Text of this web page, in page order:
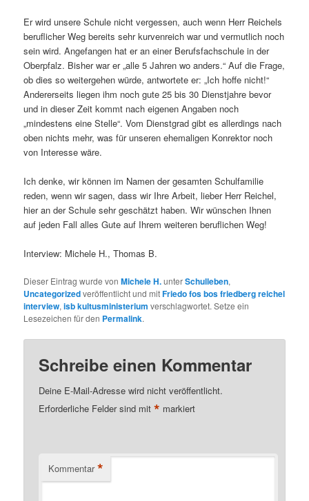
Er wird unsere Schule nicht vergessen, auch wenn Herr Reichels
beruflicher Weg bereits sehr kurvenreich war und vermutlich noch
sein wird. Angefangen hat er an einer Berufsfachschule in der
Oberpfalz. Bisher war er „alle 5 Jahren wo anders.“ Auf die Frage,
ob dies so weitergehen würde, antwortete er: „Ich hoffe nicht!“
Andererseits liegen ihm noch gute 25 bis 30 Dienstjahre bevor
und in dieser Zeit kommt nach eigenen Angaben noch
„mindestens eine Stelle“. Vom Dienstgrad gibt es allerdings nach
oben nichts mehr, was für unseren ehemaligen Konrektor noch
von Interesse wäre.
Ich denke, wir können im Namen der gesamten Schulfamilie
reden, wenn wir sagen, dass wir Ihre Arbeit, lieber Herr Reichel,
hier an der Schule sehr geschätzt haben. Wir wünschen Ihnen
auf jeden Fall alles Gute auf Ihrem weiteren beruflichen Weg!
Interview: Michele H., Thomas B.
Dieser Eintrag wurde vonMichele H.unterSchulleben,
Uncategorizedveröffentlicht und mitFriedo fos bos friedberg reichel
interview,isb kultusministerium verschlagwortet. Setze ein
Lesezeichen für den Permalink.
Schreibe einen Kommentar
Deine E-Mail-Adresse wird nicht veröffentlicht.
Erforderliche Felder sind mit* markiert
Kommentar *